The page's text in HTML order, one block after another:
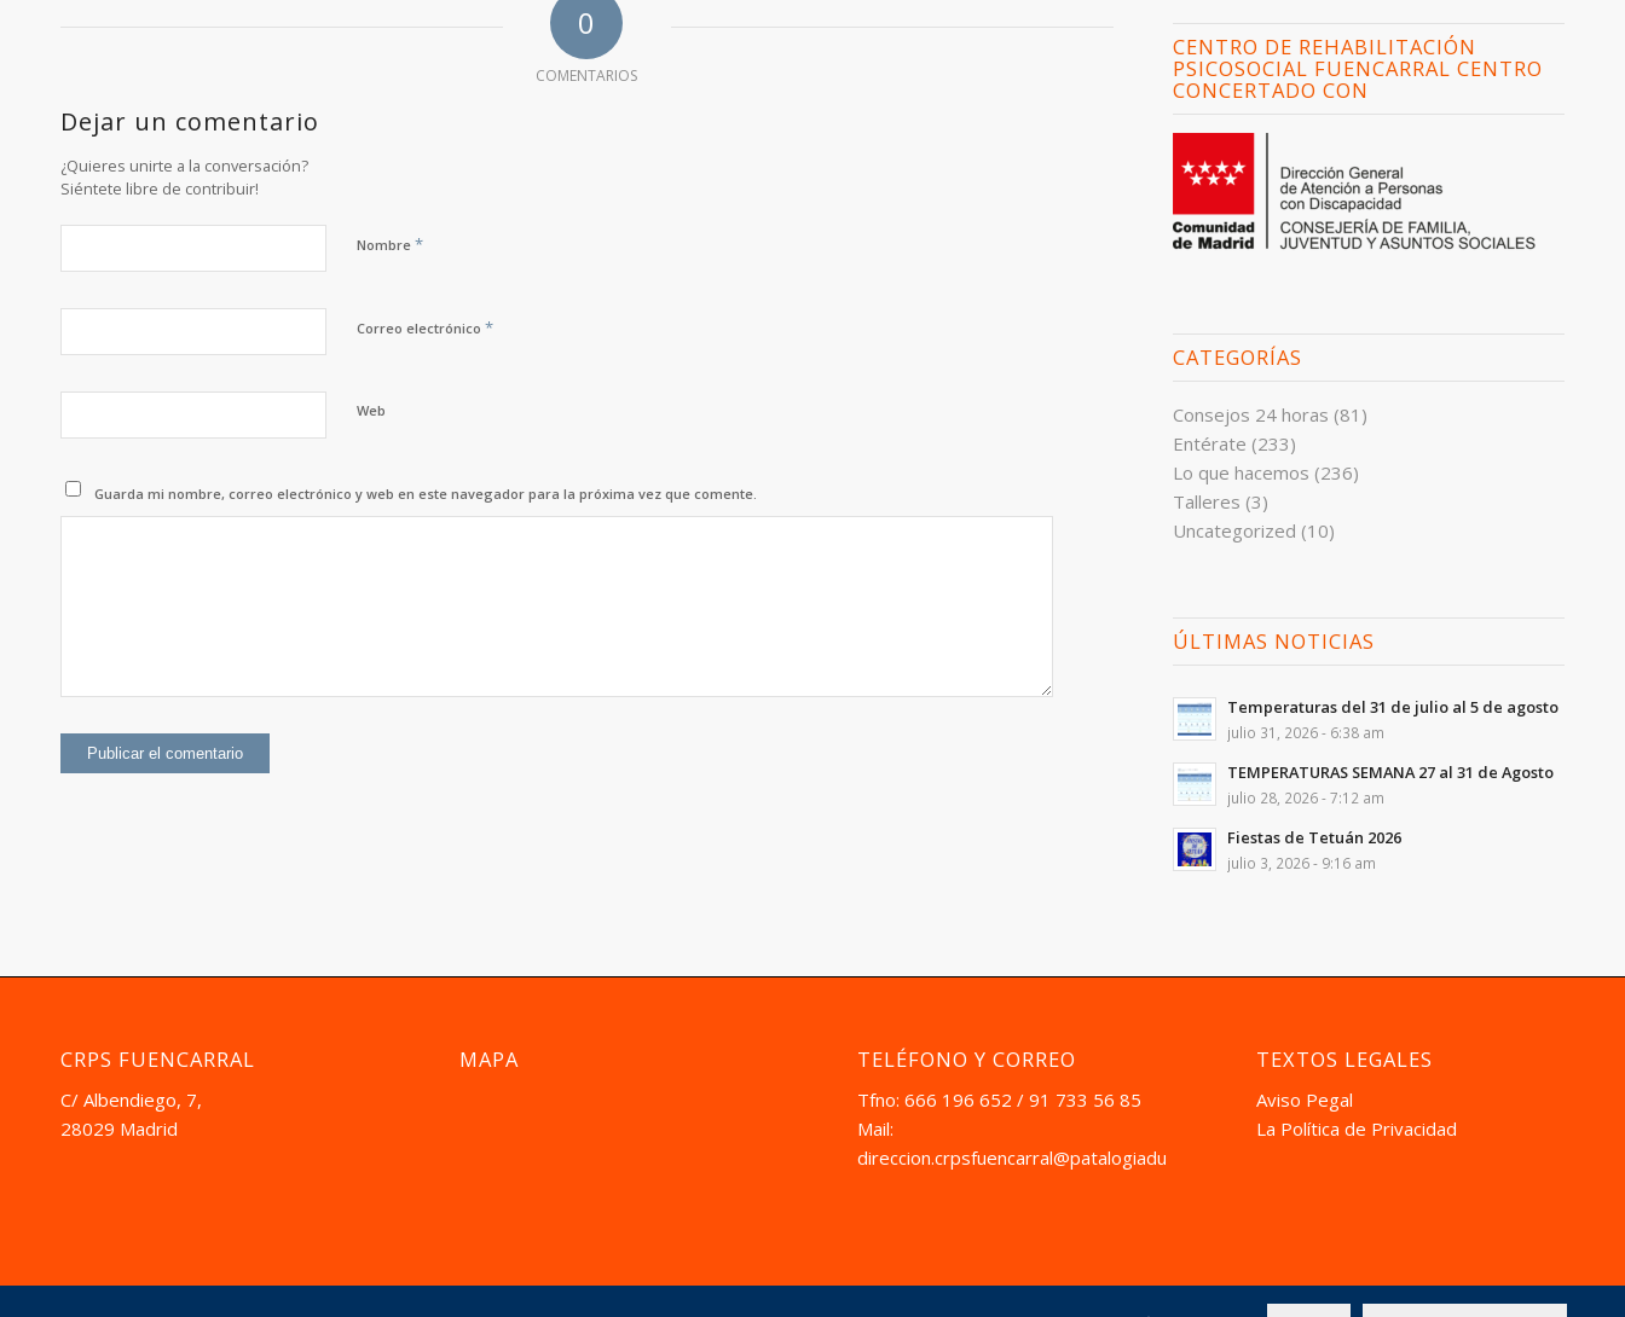
0
COMENTARIOS
Dejar un comentario
¿Quieres unirte a la conversación?
Siéntete libre de contribuir!
Nombre *
Correo electrónico *
Web
Guarda mi nombre, correo electrónico y web en este navegador para la próxima vez que comente.
CENTRO DE REHABILITACIÓN
PSICOSOCIAL FUENCARRAL CENTRO
CONCERTADO CON
CATEGORÍAS
Consejos 24 horas (81)
Entérate (233)
Lo que hacemos (236)
Talleres (3)
Uncategorized (10)
ÚLTIMAS NOTICIAS
Temperaturas del 31 de julio al 5 de agosto
julio 31, 2026 - 6:38 am
TEMPERATURAS SEMANA 27 al 31 de Agosto
julio 28, 2026 - 7:12 am
Fiestas de Tetuán 2026
julio 3, 2026 - 9:16 am
CRPS FUENCARRAL
C/ Albendiego, 7,
28029 Madrid
MAPA TELÉFONO Y CORREO
Tfno: 666 196 652 / 91 733 56 85
Mail:
direccion.crpsfuencarral@patalogiadual.com
TEXTOS LEGALES
Aviso Pegal
La Política de Privacidad